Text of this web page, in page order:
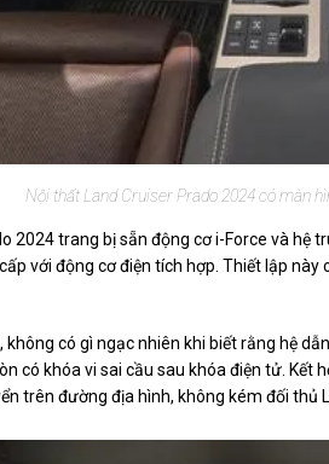
Nội thất Land Cruiser Prado 2024 có màn
2024 trang bị sẵn động cơ i-Force và hệ
với động cơ điện tích hợp. Thiết lập
có gì ngạc nhiên khi biết rằng hệ
có khóa vi sai cầu sau khóa điện tử. Kết
trên đường địa hình, không kém đối thủ